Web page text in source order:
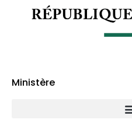
Ministère